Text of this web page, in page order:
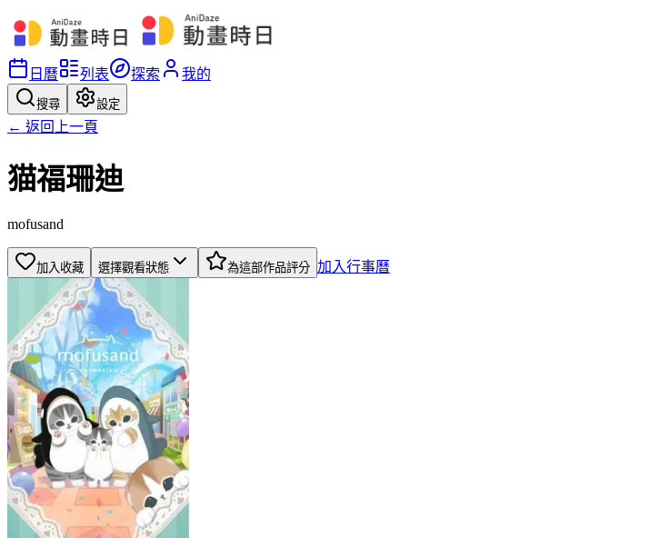
日曆 列表 探索 我的
搜尋 設定
← 返回上一頁
猫福珊迪
mofusand
加入收藏 選擇觀看狀態 為這部作品評分 加入行事曆